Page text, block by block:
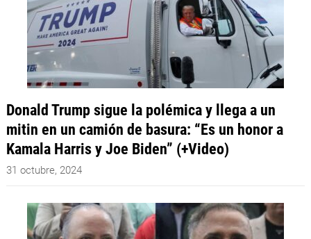
Donald Trump sigue la polémica y llega a un
mitin en un camión de basura: “Es un honor a
Kamala Harris y Joe Biden” (+Video)
31 octubre, 2024